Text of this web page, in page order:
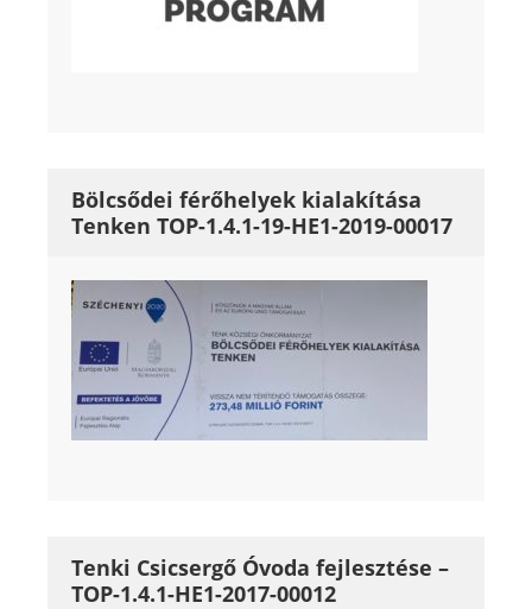
Bölcsődei férőhelyek kialakítása
Tenken TOP-1.4.1-19-HE1-2019-00017
Tenki Csicsergő Óvoda fejlesztése –
TOP-1.4.1-HE1-2017-00012